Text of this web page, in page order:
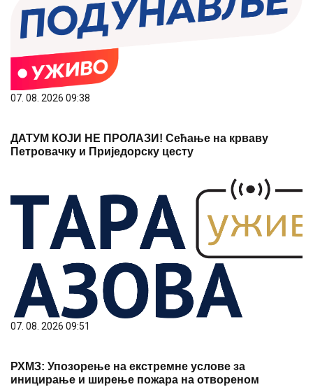
07. 08. 2026 09:38
ДАТУМ КОЈИ НЕ ПРОЛАЗИ! Сећање на крваву
Петровачку и Приједорску цесту
07. 08. 2026 09:51
РХМЗ: Упозорење на екстремне услове за
иницирање и ширење пожара на отвореном